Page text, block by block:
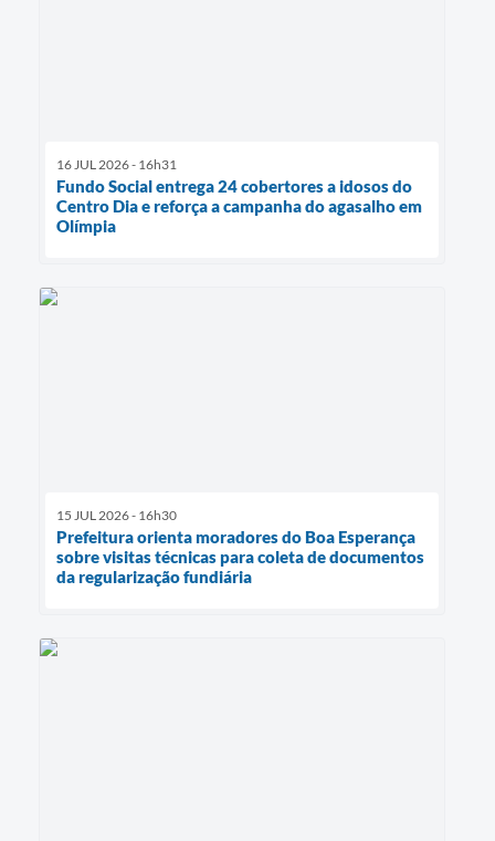
16 JUL 2026 - 16h31
Fundo Social entrega 24 cobertores a idosos do
Centro Dia e reforça a campanha do agasalho em
Olímpia
15 JUL 2026 - 16h30
Prefeitura orienta moradores do Boa Esperança
sobre visitas técnicas para coleta de documentos
da regularização fundiária